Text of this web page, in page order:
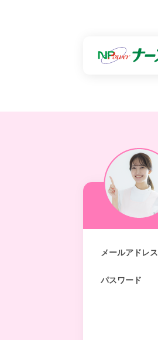
メールアドレス
パスワード